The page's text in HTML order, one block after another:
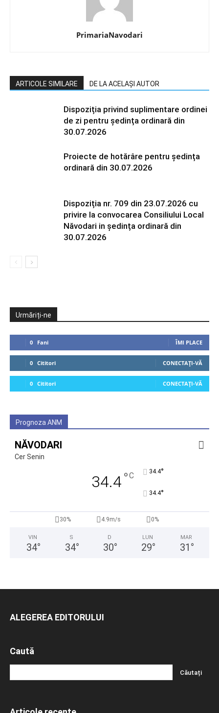
PrimariaNavodari
ARTICOLE SIMILARE DE LA ACELAȘI AUTOR
Dispoziția privind suplimentare ordinei
de zi pentru ședința ordinară din
30.07.2026
Proiecte de hotărâre pentru ședința
ordinară din 30.07.2026
Dispoziția nr. 709 din 23.07.2026 cu
privire la convocarea Consiliului Local
Năvodari in ședința ordinară din
30.07.2026
Urmăriți-ne
0 Fani ÎMI PLACE
0 Cititori CONECTAȚI-VĂ
0 Cititori CONECTAȚI-VĂ
Prognoza ANM
NĂVODARI
Cer Senin
34.4°C 34.4°
34.4°
30% 4.9m/s 0%
VIN
34°
S
34°
D
30°
LUN
29°
MAR
31 °
ALEGEREA EDITORULUI
Caută